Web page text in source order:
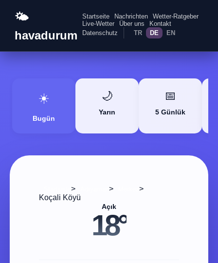
🌤️
havadurum
Startseite Nachrichten
Wetter-Ratgeber
Live-Wetter
Über uns
Kontakt
Datenschutz
TR DE EN
☀️
Bugün
🌙
Yarın
📅
5 Günlük
> >
>
Koçali Köyü
Açık
18°